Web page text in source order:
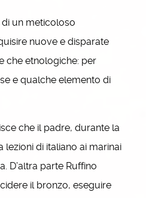
un meticoloso
nuove e disparate
che etnologiche: per
e qualche elemento di
che il padre, durante la
lezioni di italiano ai marinai
D’altra parte Ruffino
il bronzo, eseguire